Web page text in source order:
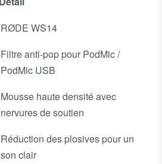
RØDE WS14
Filtre anti-pop pour PodMic /
PodMic USB
Mousse haute densité avec
nervures de soutien
Réduction des plosives pour un
son clair